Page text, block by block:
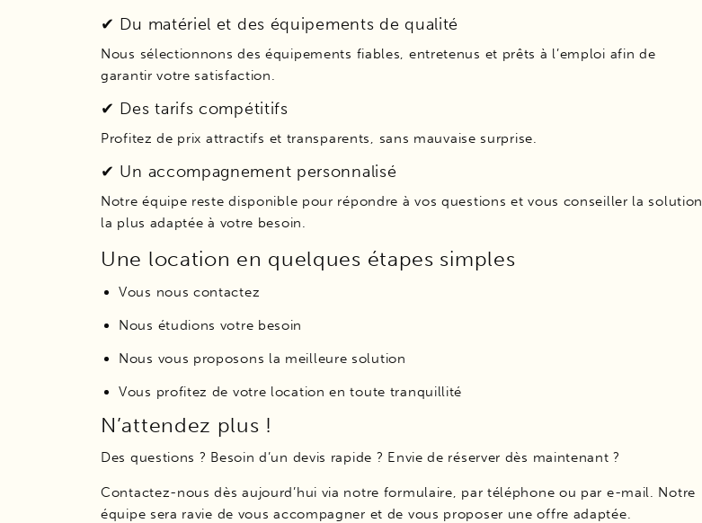
✔ Du matériel et des équipements de qualité
Nous sélectionnons des équipements fiables, entretenus et prêts à l’emploi afin de
garantir votre satisfaction.
✔ Des tarifs compétitifs
Profitez de prix attractifs et transparents, sans mauvaise surprise.
✔ Un accompagnement personnalisé
Notre équipe reste disponible pour répondre à vos questions et vous conseiller la solution
la plus adaptée à votre besoin.
Une location en quelques étapes simples
Vous nous contactez
Nous étudions votre besoin
Nous vous proposons la meilleure solution
Vous profitez de votre location en toute tranquillité
N’attendez plus !
Des questions ? Besoin d’un devis rapide ? Envie de réserver dès maintenant ?
Contactez-nous dès aujourd’hui via notre formulaire, par téléphone ou par e-mail. Notre
équipe sera ravie de vous accompagner et de vous proposer une offre adaptée.